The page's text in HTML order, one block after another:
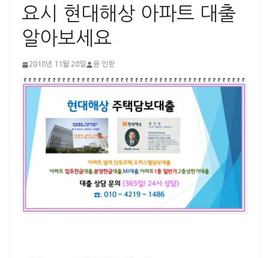
요시 현대해상 아파트 대출
알아보세요
2018년 11월 28일 윤 인한